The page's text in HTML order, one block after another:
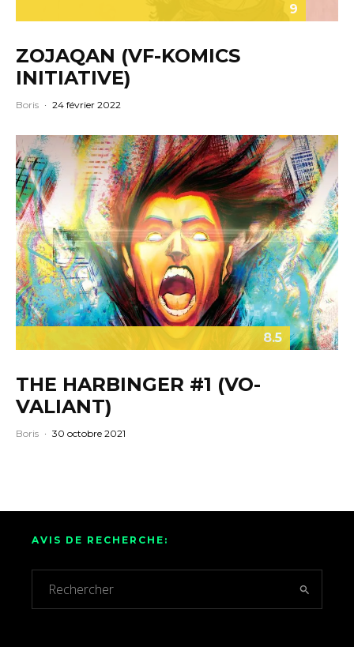
9
ZOJAQAN (VF-KOMICS
INITIATIVE)
Boris · 24 février 2022
8.5
THE HARBINGER #1 (VO-
VALIANT)
Boris · 30 octobre 2021
AVIS DE RECHERCHE: